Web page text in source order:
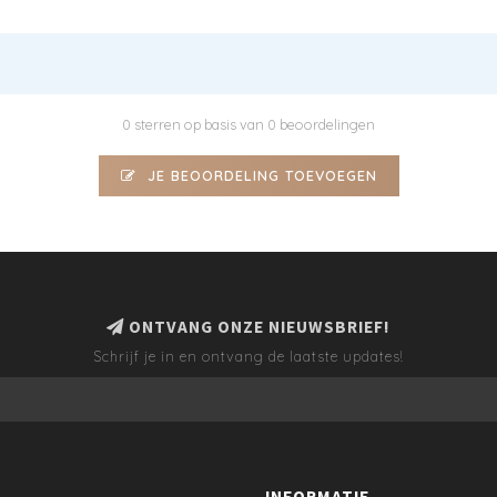
0 sterren op basis van 0 beoordelingen
JE BEOORDELING TOEVOEGEN
ONTVANG ONZE NIEUWSBRIEF!
Schrijf je in en ontvang de laatste updates!